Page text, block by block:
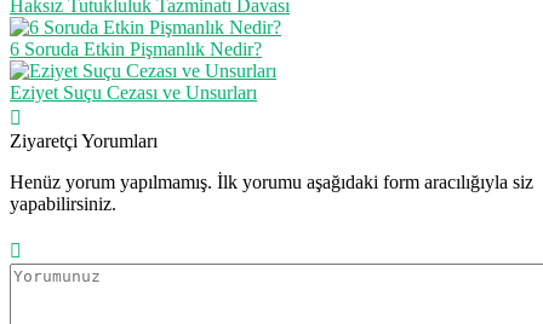
Haksız Tutukluluk Tazminatı Davası
6 Soruda Etkin Pişmanlık Nedir?
Eziyet Suçu Cezası ve Unsurları
Ziyaretçi Yorumları
Henüz yorum yapılmamış. İlk yorumu aşağıdaki form aracılığıyla siz
yapabilirsiniz.